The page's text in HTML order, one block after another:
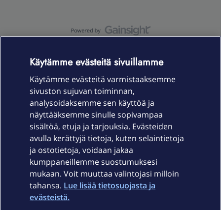
Laitteet & liittymät
Palvelut
Ajankohtaista
Käytämme evästeitä sivuillamme
Käytämme evästeitä varmistaaksemme
sivuston sujuvan toiminnan,
analysoidaksemme sen käyttöä ja
näyttääksemme sinulle sopivampaa
sisältöä, etuja ja tarjouksia. Evästeiden
avulla kerättyjä tietoja, kuten selaintietoja
ja ostotietoja, voidaan jakaa
kumppaneillemme suostumuksesi
mukaan. Voit muuttaa valintojasi milloin
tahansa. Lue lisää tietosuojasta ja
evästeistä.